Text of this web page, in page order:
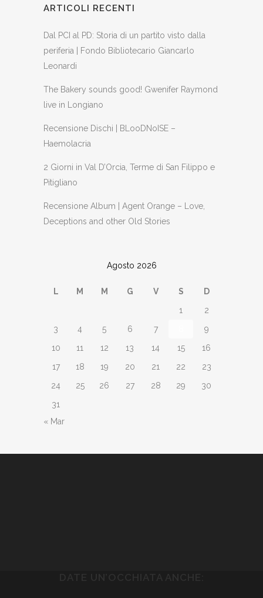
ARTICOLI RECENTI
Dal PCI al PD: Storia di un partito visto dalla
periferia | Fondo Bibliotecario Giancarlo
Leonardi
The Bakery sounds good! Gwenifer Raymond
live in Longiano
Recensione Dischi | BLooDNoISE –
Haemolacria
2 Giorni in Val D’Orcia, Terme di San Filippo e
Pitigliano
Recensione Album | Agent Orange – Love,
Deceptions and other Old Stories
Agosto 2026
L M M G V S
D
1
2
3
4 5 6 7
9
10
11 12 13 14 15
16
17
18 19 20 21 22
23
24
25 26 27 28 29
30
31
« Mar